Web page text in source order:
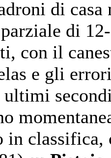
di casa
di
con il
e gli
in